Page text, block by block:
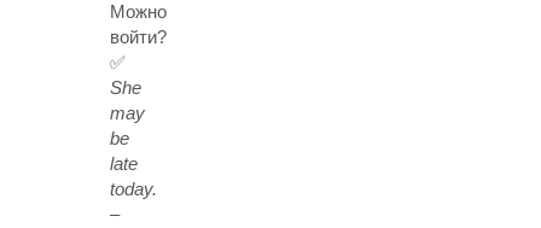
Можно
войти?
✅
She
may
be
late
today.
–